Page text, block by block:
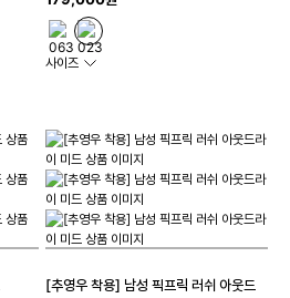
사이즈
[추영우 착용] 남성 픽프릭 러쉬 아웃드